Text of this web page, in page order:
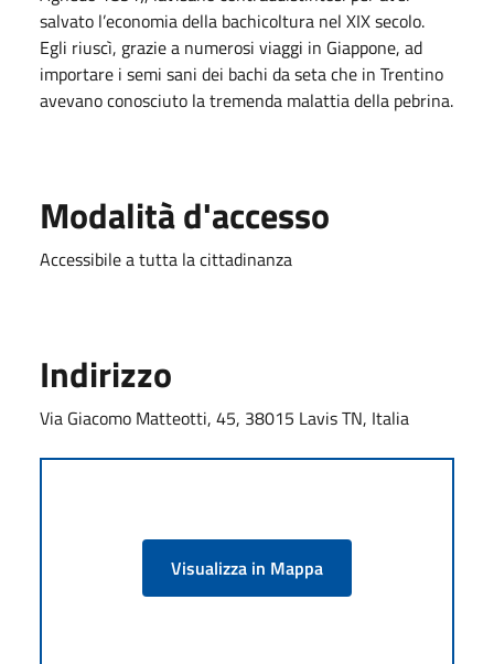
salvato l’economia della bachicoltura nel XIX secolo.
Egli riuscì, grazie a numerosi viaggi in Giappone, ad
importare i semi sani dei bachi da seta che in Trentino
avevano conosciuto la tremenda malattia della pebrina.
Modalità d'accesso
Accessibile a tutta la cittadinanza
Indirizzo
Via Giacomo Matteotti, 45, 38015 Lavis TN, Italia
Visualizza in Mappa